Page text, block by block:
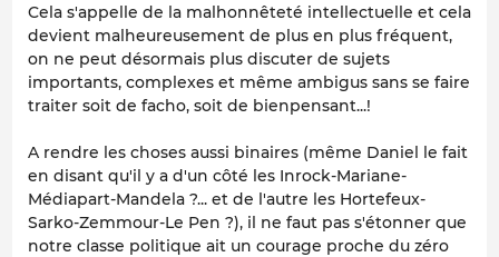
Cela s'appelle de la malhonnêteté intellectuelle et cela
devient malheureusement de plus en plus fréquent,
on ne peut désormais plus discuter de sujets
importants, complexes et même ambigus sans se faire
traiter soit de facho, soit de bienpensant...!
A rendre les choses aussi binaires (même Daniel le fait
en disant qu'il y a d'un côté les Inrock-Mariane-
Médiapart-Mandela ?... et de l'autre les Hortefeux-
Sarko-Zemmour-Le Pen ?), il ne faut pas s'étonner que
notre classe politique ait un courage proche du zéro